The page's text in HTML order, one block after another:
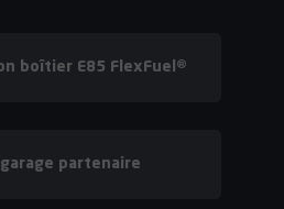
boîtier E85 FlexFuel®
partenaire